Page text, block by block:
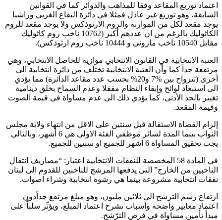
اعتماد توزيع المقاعد وفقا للمذاهب والدوائر كما في القوانين
السابقة، وهو توزيع غير عادل فمثلا في دائرة البقاع الغربي وراشيا
يوجد مقعد لكل من الموارنة والروم الارثوذكس ولا يوجد مقعد للروم
الكاثوليك بالرغم من ان عددهم أكبر (10762 ناخب روم كاثوليك
مقابل 10540 ناخب ماروني و 10444 ناخب روم ارثوذكس).
العتبة الانتخابية في القانون الانتخابي موازية للحاصل الانتخابي، وهي
مرتفعة جداً كما وأن العتبة الانتخابية تختلف من دائرة انتخابية الى
أخرى (تترواح بين %7 و20% بحسب عدد مقاعد الدائرة) مما يؤدي
الى استبعاد لوائح وإبقاء النظام مقفلا وعدم السماح بخلق دينامية
تغيير بالحد الأدنى، كما يؤدي ذلك الى عدم مساواة في قيمة الصوت
وقيمة المقعد.
إلزام القضاة الاستقالة قبل سنتين على الاقل من انتهاء ولاية مجلس
النواب بينما المدة لسائر موظفي الفئة الاولى هي 6 أشهر، وبالتالي
يجب تحقيق المساواة 6 اشهر للجميع او سنتين للجميع.
في المادة 58 المخصصة للنفقات الانتخابية اعتبار: “مصاريف انتقال
الناخبين من الخارج” التي يدفعها المرشح للناخبين للقدوم الى لبنان
نفقات انتخابية مشروعة بينما هي رشوة انتخابية وشراء اصوات.
ارتفاع رسم الترشح الى ثلاثين مليون، وهو مبلغ مرتفع جداًدون
اعتماد معايير واضحة وأسباب تشرح اعتماد المبلغ، ويؤثّر سلباً على
مبدأ تأمين مساواة في فرص الترّشح.